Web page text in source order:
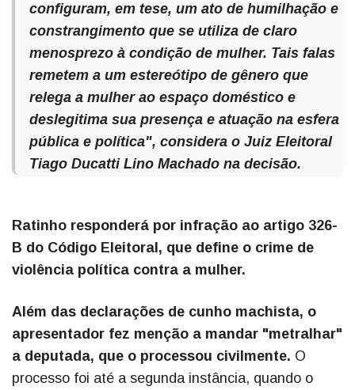
configuram, em tese, um ato de humilhação e
constrangimento que se utiliza de claro
menosprezo à condição de mulher. Tais falas
remetem a um estereótipo de gênero que
relega a mulher ao espaço doméstico e
deslegitima sua presença e atuação na esfera
pública e política", considera o Juiz Eleitoral
Tiago Ducatti Lino Machado na decisão.
Ratinho responderá por infração ao artigo 326-
B do Código Eleitoral, que define o crime de
violência política contra a mulher.
Além das declarações de cunho machista, o
apresentador fez menção a mandar "metralhar"
a deputada, que o processou civilmente. O
processo foi até a segunda instância, quando o